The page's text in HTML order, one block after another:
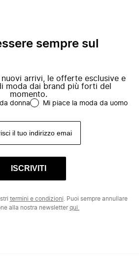
sempre sul
arrivi, le offerte esclusive e
moda dai brand più forti del
momento.
donna Mi piace la moda da uomo
ISCRIVITI
termini e condizioni . Puoi sempre annullare
alla nostra newsletterqui.